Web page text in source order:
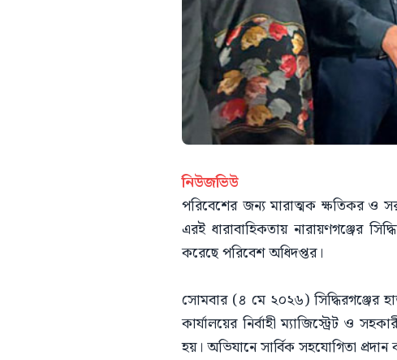
নিউজভিউ
পরিবেশের জন্য মারাত্মক ক্ষতিকর ও
এরই ধারাবাহিকতায় নারায়ণগঞ্জের
করেছে পরিবেশ অধিদপ্তর।
সোমবার (৪ মে ২০২৬) সিদ্ধিরগঞ্জের
কার্যালয়ের নির্বাহী ম্যাজিস্ট্রেট ও
হয়। অভিযানে সার্বিক সহযোগিতা